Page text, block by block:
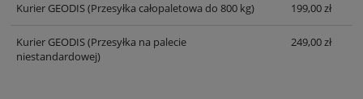
Kurier GEODIS(Przesyłka całopaletowa do 800 kg) 199,00 zł
Kurier GEODIS(Przesyłka na palecie
niestandardowej)
249,00 zł